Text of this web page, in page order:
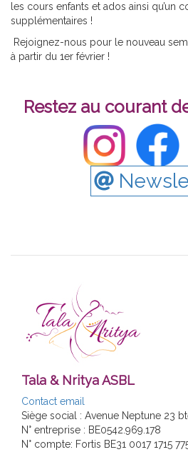
les cours enfants et ados ainsi qu’un
supplémentaires !
Rejoignez-nous pour le nouveau
à partir du 1er février !
Restez au courant
Tala & Nritya ASBL
Contact email
Siège social : Avenue Neptune 23
N° entreprise : BE0542.969.178
N° compte: Fortis BE31 0017 1715